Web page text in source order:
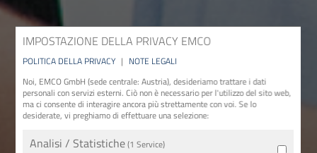
IMPOSTAZIONE DELLA PRIVACY EMCO
POLITICA DELLA PRIVACY | NOTE LEGALI
Noi, EMCO GmbH (sede centrale: Austria), desideriamo trattare i dati
personali con servizi esterni. Ciò non è necessario per l'utilizzo del sito web,
ma ci consente di interagire ancora più strettamente con voi. Se lo
desiderate, vi preghiamo di effettuare una selezione:
Analisi / Statistiche(1 Service)